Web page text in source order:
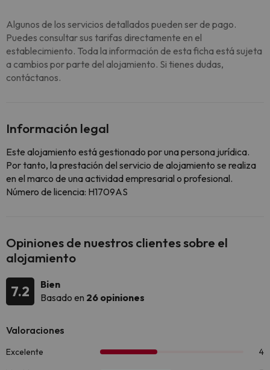
Algunos de los servicios detallados pueden ser de pago.
Puedes consultar sus tarifas directamente en el
establecimiento. Toda la información de esta ficha está sujeta
a cambios por parte del alojamiento. Si tienes dudas,
contáctanos.
Información legal
Este alojamiento está gestionado por una persona jurídica.
Por tanto, la prestación del servicio de alojamiento se realiza
en el marco de una actividad empresarial o profesional.
Número de licencia: H1709AS
Opiniones de nuestros clientes sobre el
alojamiento
7.2
Bien
Basado en 26 opiniones